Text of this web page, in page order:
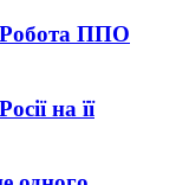
Робота ППО
на її